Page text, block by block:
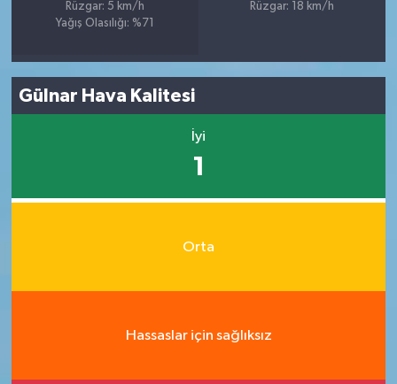
Rüzgar: 5 km/h
Yağış Olasılığı: %71
Rüzgar: 18 km/h
Gülnar Hava Kalitesi
İyi
1
Orta
Hassaslar için sağlıksız